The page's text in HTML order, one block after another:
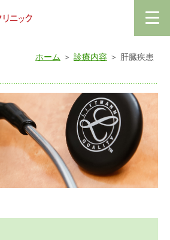
ホーム ＞ 診療内容 ＞ 肝臓疾患